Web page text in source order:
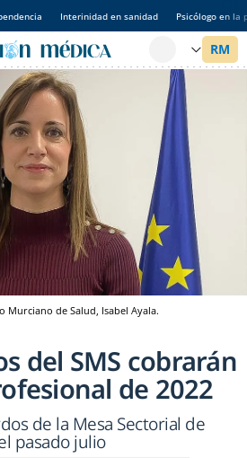
Interinidad en sanidad Psicólogo en la
Murciano de Salud, Isabel Ayala.
del SMS cobrarán
de 2022
de la Mesa Sectorial de
pasado julio